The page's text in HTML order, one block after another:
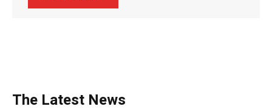
The Latest News